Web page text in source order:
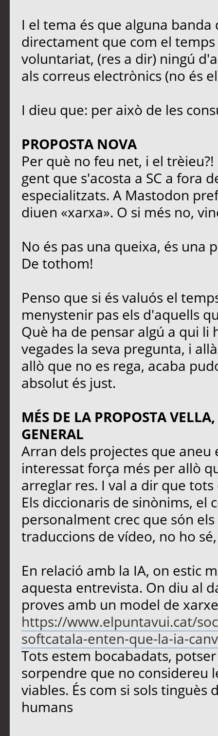
I el tema és que alguna
directament que com el
voluntariat, (res a dir) ningú
als correus electrònics (no és
I dieu que: per això de les
PROPOSTA NOVA
Per què no feu net, i el
gent que s'acosta a SC a fora
especialitzats. A Mastodon
diuen «xarxa». O si més no,
No és pas una queixa, és
De tothom!
Penso que si és valuós el
menystenir pas els d'aquells
Què ha de pensar algú a qui li
vegades la seva pregunta, i
allò que no es rega, acaba
absolut és just.
MÉS DE LA PROPOSTA
GENERAL
Arran dels projectes que
interessat força més per allò
arreglar res. I val a dir que
Els diccionaris de sinònims,
personalment crec que són
traduccions de vídeo, no ho
En relació amb la IA, on estic
aquesta entrevista. On diu al
proves amb un model de
https://www.elpuntavui.cat/
softcatala-enten-que-la-ia-
Tots estem bocabadats,
sorpendre que no considereu
viables. És com si sols tinguès
humans